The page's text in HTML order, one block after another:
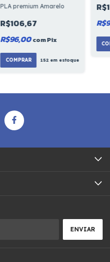
PLA premium Amarelo
R$106,67
R$96,00comPix
COMPRAR 152 em estoque